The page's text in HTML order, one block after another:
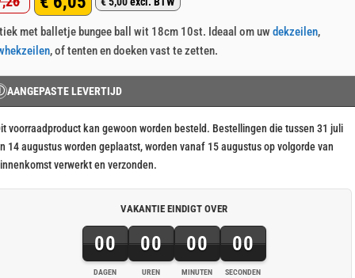
klant met balletje bungee ball wit 18cm 10st. Ideaal om uwdekzeilen,
, of tenten en doeken vast te zetten.
AANGEPASTE LEVERTIJD
voorraadproduct kan gewoon worden besteld. Bestellingen die tussen 31 juli
14 augustus worden geplaatst, worden vanaf 15 augustus op volgorde van
verwerkt en verzonden.
VAKANTIE EINDIGT OVER
00
DAGEN
00
UREN
00
MINUTEN
00
SECONDEN